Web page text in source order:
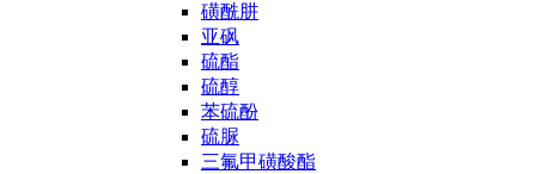
磺酰肼
亚砜
硫酯
硫醇
苯硫酚
硫脲
三氟甲磺酸酯